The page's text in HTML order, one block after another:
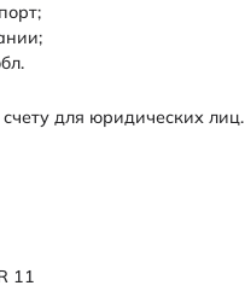
11
для юридических лиц.